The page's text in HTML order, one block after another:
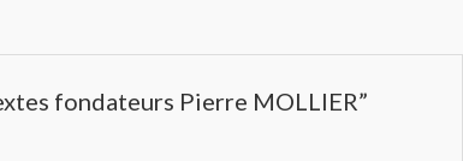
fondateurs Pierre MOLLIER”